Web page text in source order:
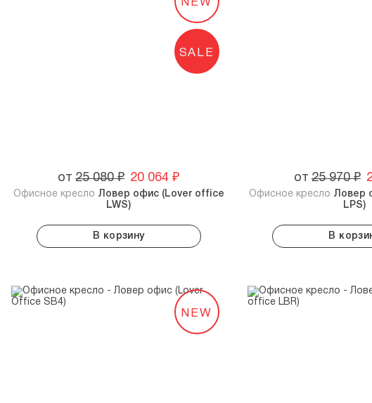
NEW
SALE
от 25 080₽ 20 064 ₽
Офисное кресло Ловер офис (Lover office
LWS)
В корзину
от 25 970₽
Офисное кресло Ловер
LPS)
В
NEW